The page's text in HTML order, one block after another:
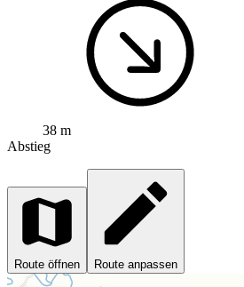
38 m
Abstieg
Route öffnen Route anpassen